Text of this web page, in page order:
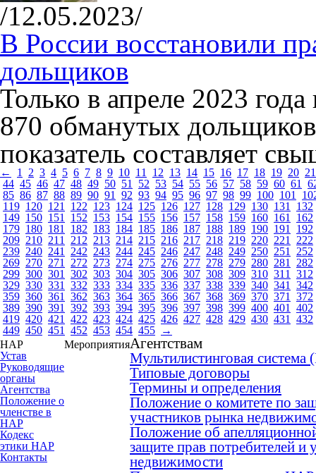
/12.05.2023/
В России восстановили
дольщиков
Только в апреле 2023
870 обманутых
показатель составляет
← 1 2 3 4 5 6 7 8 9 10 11 12 13 14 15 16 17 18 19 20 21
44 45 46 47 48 49 50 51 52 53 54 55 56 57 58 59 60 61
85 86 87 88 89 90 91 92 93 94 95 96 97 98 99 100 101
119 120 121 122 123 124 125 126 127 128 129 130 131
132
149 150 151 152 153 154 155 156 157 158 159 160 161
162
179 180 181 182 183 184 185 186 187 188 189 190 191
192
209 210 211 212 213 214 215 216 217 218 219 220 221
222
239 240 241 242 243 244 245 246 247 248 249 250 251
252
269 270 271 272 273 274 275 276 277 278 279 280 281
282
299 300 301 302 303 304 305 306 307 308 309 310 311
312
329 330 331 332 333 334 335 336 337 338 339 340 341
342
359 360 361 362 363 364 365 366 367 368 369 370 371
372
389 390 391 392 393 394 395 396 397 398 399 400 401
402
419 420 421 422 423 424 425 426 427 428 429 430 431
432
449 450 451 452 453 454 455
→
НАР
Устав
Руководящие
органы
Агентства
Положение о
членстве в
НАР
Кодекс
этики НАР
Контакты
МероприятияАгентствам
Мультилистинговая
Типовые договоры
Термины и определения
Положение о комитете по
участников рынка
Положение об
защите прав потребителей и
недвижимости